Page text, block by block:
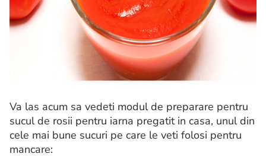
Va las acum sa vedeti modul de preparare pentru
sucul de rosii pentru iarna pregatit in casa, unul din
cele mai bune sucuri pe care le veti folosi pentru
mancare: